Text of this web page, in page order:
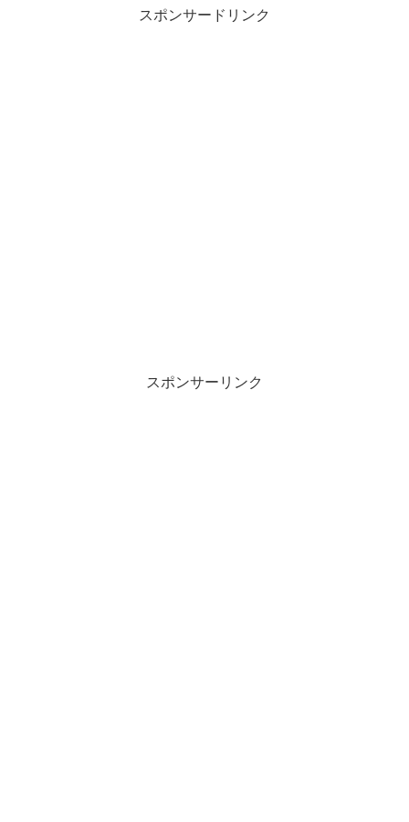
スポンサードリンク
スポンサーリンク